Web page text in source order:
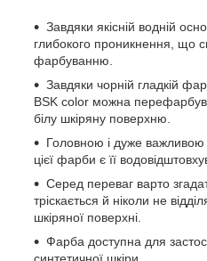
Завдяки якісній водній
глибокого проникнення, що
фарбуванню.
Завдяки чорній гладкій
BSK color можна
білу шкіряну поверхню.
Головною і дуже важливою
цієї фарби є її
Серед переваг варто
тріскається й ніколи не
шкіряної поверхні.
Фарба доступна для